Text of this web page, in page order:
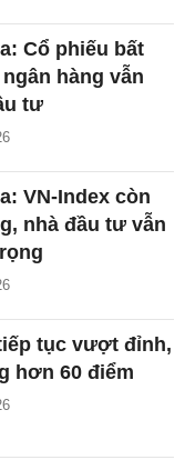
Cổ phiếu bất
hàng vẫn
tư
VN-Index còn
nhà đầu tư vẫn
tục vượt đỉnh,
hơn 60 điểm